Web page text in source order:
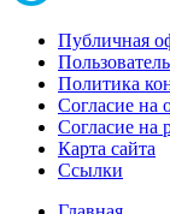
Публичная
Политика
Согласие на
Согласие на
Карта сайта
Ссылки